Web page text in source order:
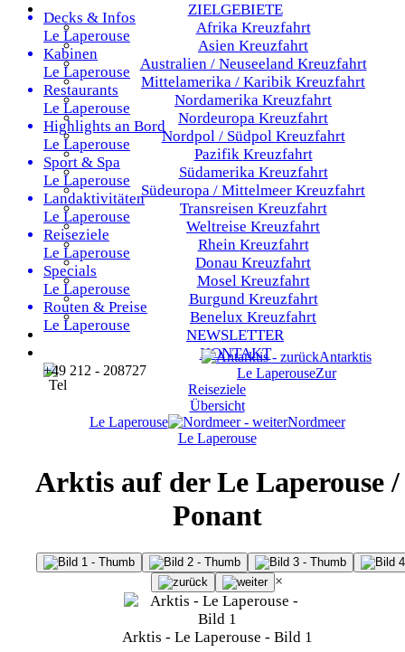
ZIELGEBIETE
Afrika Kreuzfahrt
Asien Kreuzfahrt
Australien / Neuseeland Kreuzfahrt
Mittelamerika / Karibik Kreuzfahrt
Nordamerika Kreuzfahrt
Nordeuropa Kreuzfahrt
Nordpol / Südpol Kreuzfahrt
Pazifik Kreuzfahrt
Südamerika Kreuzfahrt
Südeuropa / Mittelmeer Kreuzfahrt
Transreisen Kreuzfahrt
Weltreise Kreuzfahrt
Rhein Kreuzfahrt
Donau Kreuzfahrt
Mosel Kreuzfahrt
Burgund Kreuzfahrt
Benelux Kreuzfahrt
NEWSLETTER
KONTAKT
+49 212 - 208727
Decks & Infos
Le Laperouse
Kabinen
Le Laperouse
Restaurants
Le Laperouse
Highlights an Bord
Le Laperouse
Sport & Spa
Le Laperouse
Landaktivitäten
Le Laperouse
Reiseziele
Le Laperouse
Specials
Le Laperouse
Routen & Preise
Le Laperouse
Antarktis
Le LaperouseZur
Reiseziele
Übersicht
Le Laperouse
Nordmeer
Le Laperouse
Arktis auf der Le Laperouse /
Ponant
×
Arktis - Le Laperouse - Bild 1